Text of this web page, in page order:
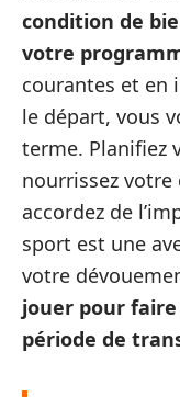
condition de
votre
courantes et en
le départ, vous
terme. Planifiez
nourrissez
accordez de
sport est une
votre
jouer pour
période de